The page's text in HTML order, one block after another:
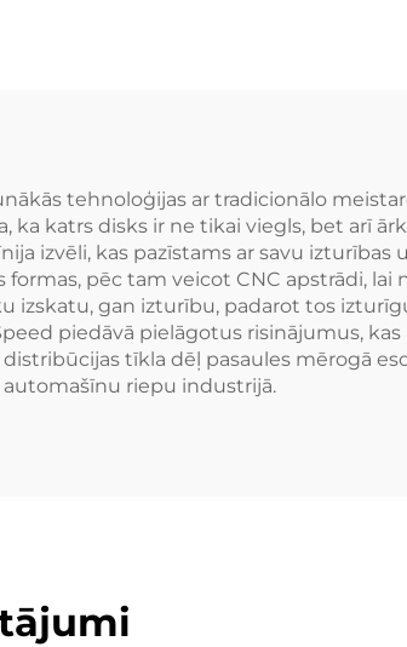
tehnoloģijas ar tradicionālo
katrs disks ir ne tikai viegls, bet arī
izvēli, kas pazīstams ar savu izturības
pēc tam veicot CNC apstrādi, lai
izskatu, gan izturību, padarot tos
piedāvā pielāgotus risinājumus,
tīkla dēļ pasaules mērogā
riepu industrijā.